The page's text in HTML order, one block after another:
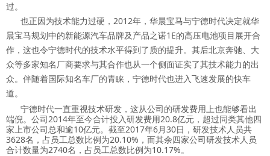
过。
也正因为技术能力过硬，2012年，华晨宝马与宁德时代决定就华
晨宝马规划中的新能源汽车品牌及产品之诺1E的高压电池项目展开合
作，这也令宁德时代的技术水平得到了质的提升。其后北京奔驰、大
众等多家知名厂商要求与其合作也从一个侧面证实了其技术能力的出
众。伴随着国际知名车厂的青睐，宁德时代也进入飞速发展的快车
道。
宁德时代一直重视技术研发，这从公司的研发费用上也能够看出
端倪。公司2014年至今合计投入研发费用20.8亿元，超过同类其他四
家上市公司总和逾10亿元。截至2017年6月30日，研发技术人员共
3628名，占员工总数比例为20.10%，而其余四家公司研发技术人员
合计数量为2740名，占员工总数比例为10.17%。